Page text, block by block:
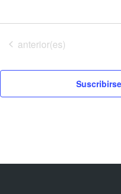
Eventos
anterior(es)